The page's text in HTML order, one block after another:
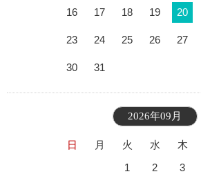
16 17 18 19 20
23 24 25 26 27
30 31
2026年09月
日 月 火 水 木
1
2 3